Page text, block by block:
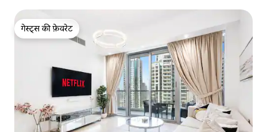
गेस्ट्स की फ़ेवरेट
गेस्ट्स की फ़ेवरेट